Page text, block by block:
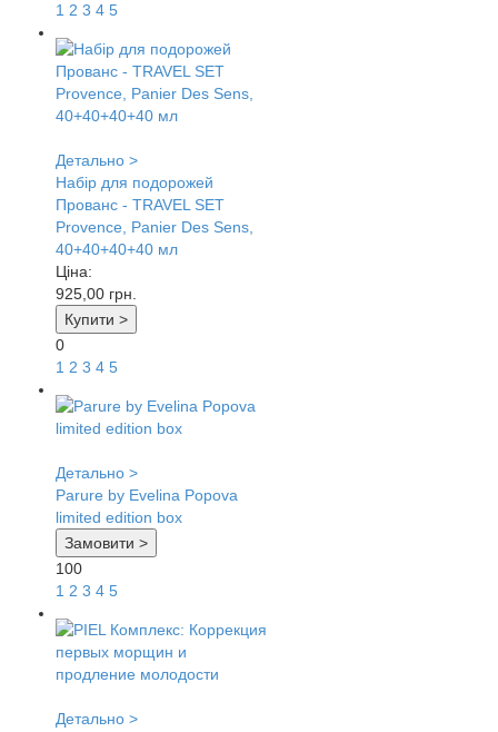
1 2 3 4 5
Детально >
Набір для подорожей
Прованс - TRAVEL SET
Provence, Panier Des Sens,
40+40+40+40 мл
Ціна:
925,00 грн.
Купити >
0
1 2 3 4 5
Детально >
Parure by Evelina Popova
limited edition box
Замовити >
100
1 2 3 4 5
Детально >